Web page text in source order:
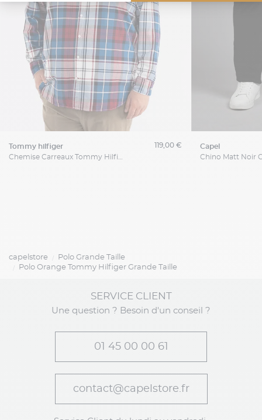
tommy hilfiger
Chemise Carreaux Tommy Hilfiger Grande Taille
119,00 € capel
capelstore
Polo Grande Taille
Polo Orange Tommy Hilfiger Grande Taille
SERVICE CLIENT
Une question ? Besoin d'un conseil ?
01 45 00 00 61
contact@capelstore.fr